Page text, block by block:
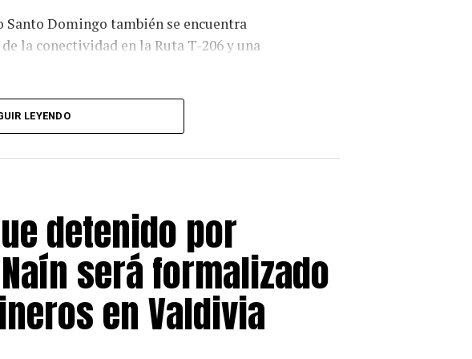
Domingo también se encuentra
la conectividad en la Ruta T-206 y una
y permanecerá vigente hasta que las
medida, Senapred indicó que se
vigente la Alerta Amarilla por crecida
organismos que integran el Sistema Nacional
(Sinapred) a mantener una evaluación y
adoptando las medidas necesarias para
LEYENDO
detenido por
será formalizado
en Valdivia